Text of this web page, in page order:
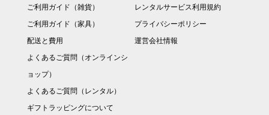
ご利用ガイド（雑貨）
ご利用ガイド（家具）
配送と費用
よくあるご質問（オンラインシ
ョップ）
よくあるご質問（レンタル）
ギフトラッピングについて
レンタルサービス利用規約
プライバシーポリシー
運営会社情報